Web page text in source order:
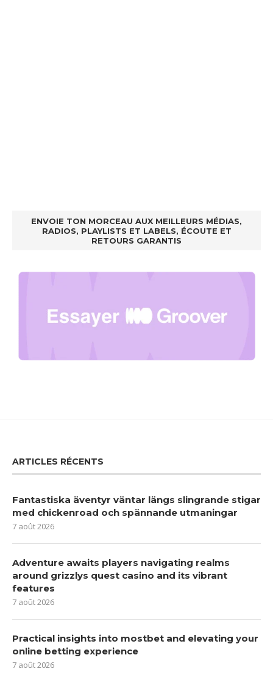
ENVOIE TON MORCEAU AUX MEILLEURS MÉDIAS,
RADIOS, PLAYLISTS ET LABELS, ÉCOUTE ET
RETOURS GARANTIS
ARTICLES RÉCENTS
Fantastiska äventyr väntar längs slingrande stigar
med chickenroad och spännande utmaningar
7 août 2026
Adventure awaits players navigating realms
around grizzlys quest casino and its vibrant
features
7 août 2026
Practical insights into mostbet and elevating your
online betting experience
7 août 2026